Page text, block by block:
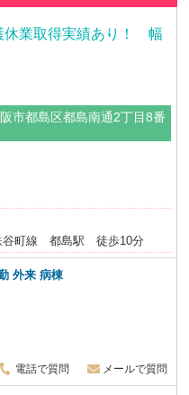
業取得実績あり！ 幅
市都島区都島南通2丁目8番
町線 都島駅 徒歩10分
外来 病棟
電話で質問 メールで質問